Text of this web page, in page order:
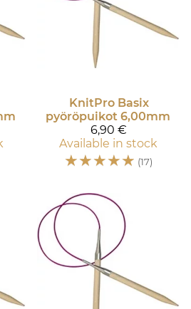
KnitPro Basix
pyöröpuikot 6,00mm
6,90 €
Available in stock
☆☆☆☆☆ (17)